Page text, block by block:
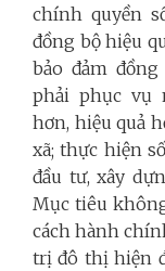
chính quyền
đồng bộ hiệu
bảo đảm
phải phục vụ
hơn, hiệu quả
xã; thực hiện
đầu tư, xây
Mục tiêu
cách hành
trị đô thị hiện